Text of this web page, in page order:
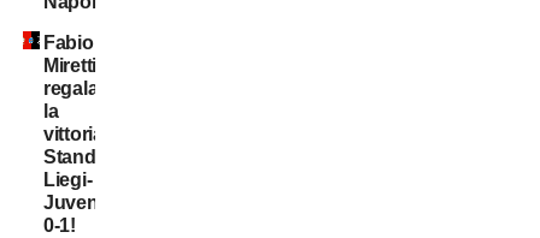
Fabio
Miretti
regala
la
vittoria,
Standard
Liegi-
Juventus
0-1!